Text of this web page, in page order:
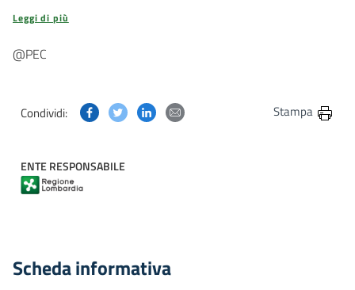
Leggi di più
@PEC
Condividi: Condividi questa pagina su Facebook
Condividi questa pagina su Twitter
Condividi questa pagina su Linkedin
Condividi questa pagina via
Stampa
ENTE RESPONSABILE
Scheda informativa